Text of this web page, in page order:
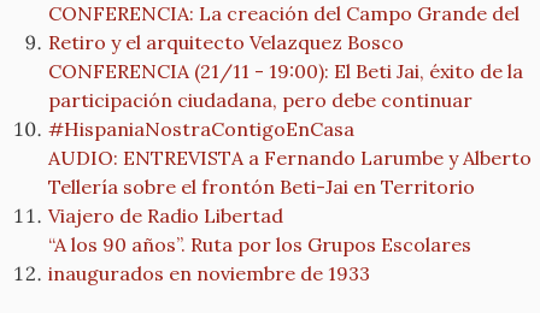
CONFERENCIA: La creación del Campo Grande del
Retiro y el arquitecto Velazquez Bosco
CONFERENCIA (21/11 - 19:00): El Beti Jai, éxito de la
participación ciudadana, pero debe continuar
#HispaniaNostraContigoEnCasa
AUDIO: ENTREVISTA a Fernando Larumbe y Alberto
Tellería sobre el frontón Beti-Jai en Territorio
Viajero de Radio Libertad
“A los 90 años”. Ruta por los Grupos Escolares
inaugurados en noviembre de 1933